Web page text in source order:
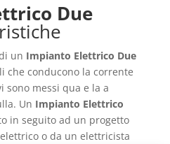
Due
un Impianto Elettrico Due
che conducono la corrente
sono messi qua e la a
Un Impianto Elettrico
in seguito ad un progetto
o da un elettricista